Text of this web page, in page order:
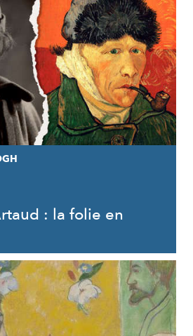
: la folie en